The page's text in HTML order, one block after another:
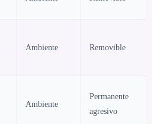
Ambiente Removible
Ambiente
Permanente
agresivo